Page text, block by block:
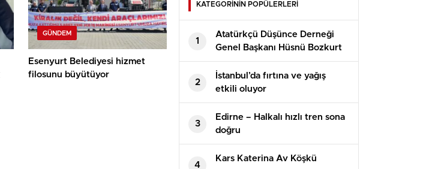
GÜNDEM
Esenyurt Belediyesi hizmet
filosunu büyütüyor
KATEGORİNİN POPÜLERLERİ
1
Atatürkçü Düşünce Derneği
Genel Başkanı Hüsnü Bozkurt
Konuşması
2
İstanbul’da fırtına ve yağış
etkili oluyor
3
Edirne – Halkalı hızlı tren sona
doğru
4
Kars Katerina Av Köşkü